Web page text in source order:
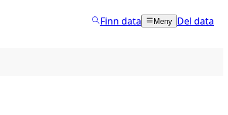
Finn data Meny Del data